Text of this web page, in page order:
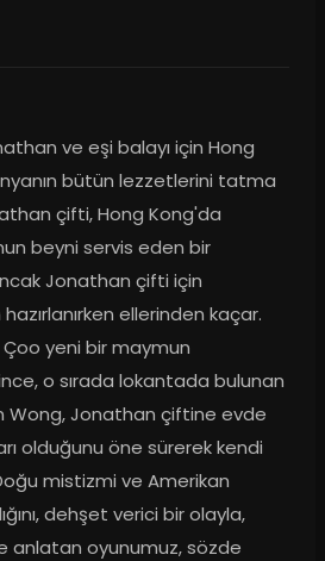
ve eşi balayı için Hong
bütün lezzetlerini tatma
çifti, Hong Kong'da
beyni servis eden bir
Jonathan çifti için
ellerinden kaçar.
Çoo yeni bir maymun
o sırada lokantada bulunan
Wong, Jonathan çiftine evde
olduğunu öne sürerek kendi
mistizmi ve Amerikan
dehşet verici bir olayla,
anlatan oyunumuz, sözde